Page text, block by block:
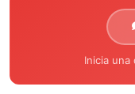
Inicia